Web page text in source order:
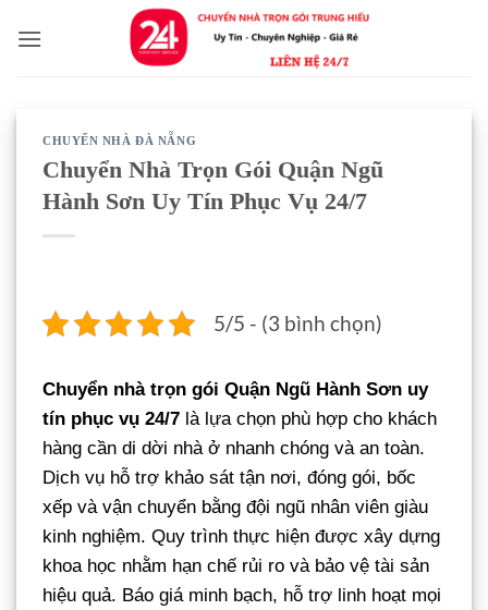
qua
CHUYỂN NHÀ ĐÀ NẴNG
Chuyển Nhà Trọn Gói Quận Ngũ
Hành Sơn Uy Tín Phục Vụ 24/7
5/5 - (3 bình chọn)
Chuyển nhà trọn gói Quận Ngũ Hành Sơn uy
tín phục vụ 24/7 là lựa chọn phù hợp cho khách
hàng cần di dời nhà ở nhanh chóng và an toàn.
Dịch vụ hỗ trợ khảo sát tận nơi, đóng gói, bốc
xếp và vận chuyển bằng đội ngũ nhân viên giàu
kinh nghiệm. Quy trình thực hiện được xây dựng
khoa học nhằm hạn chế rủi ro và bảo vệ tài sản
hiệu quả. Báo giá minh bạch, hỗ trợ linh hoạt mọi